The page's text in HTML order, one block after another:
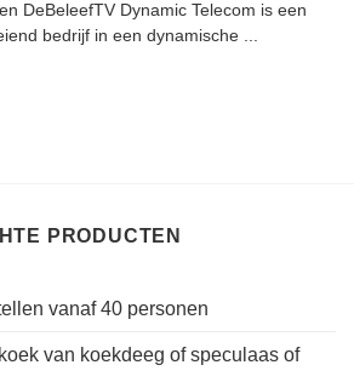
DeBeleefTV Dynamic Telecom is een
bedrijf in een dynamische ...
PRODUCTEN
vanaf 40 personen
van koekdeeg of speculaas of